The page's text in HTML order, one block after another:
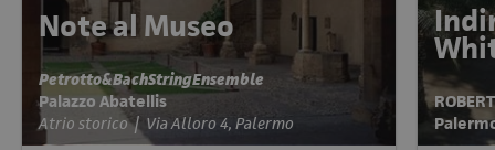
Note al Museo
Petrotto&BachStringEnsemble
Palazzo Abatellis
Atrio storico | Via Alloro 4, Palermo